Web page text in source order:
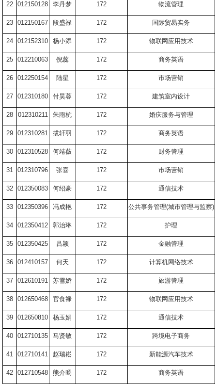
22 012150128 李丹梦 172 物流管理
23 012150167 段盛禄 172 国际贸易实务
24 012152310 杨小添 172 物联网应用技术
25 012210063 倪蕊 172 商务英语
26 012250154 陆星 172 市场营销
27 012310180 付昊蓉 172 建筑室内设计
28 012310211 朱雨杭 172 婚庆服务与管理
29 012310281 拔轩羽 172 商务英语
30 012310528 何靖薇 172 财务管理
31 012310796 张喜 172 市场营销
32 012350083 何绍豪 172 通信技术
33 012350396 冯成艳 172 公共事务管理(城市管理与监察)
34 012350412 郭治琳 172 护理
35 012350425 吕颖 172 金融管理
36 012410157 何天 172 计算机网络技术
37 012610191 苏雪娇 172 旅游管理
38 012650468 官食禄 172 物联网应用技术
39 012650810 杨玉娟 172 通信技术
40 012710135 马贤敏 172 跨境电子商务
41 012710141 赵瑞崧 172 新能源汽车技术
42 012710548 熊介旸 172 商务英语